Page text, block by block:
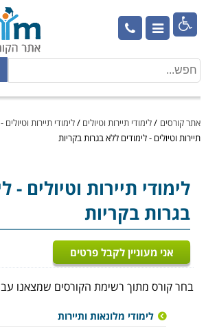

אתר קורסים /לימודי תיירות וטיולים /לימודי תיירות
תיירות וטיולים - לימודים ללא בגרות בקריות
לימודי תיירות וטיולים -
בגרות בקריות
אני מעוניין לקבל פרטים
בחר קורס מתוך רשימת הקורסים שמצאנו
לימודי מלונאות ותיירות